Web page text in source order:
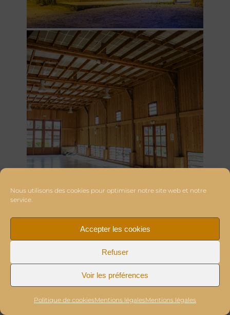
Nous utilisons des cookies pour optimiser notre site web et notre
service.
Accepter les cookies
Refuser
Voir les préférences
Politique de cookiesMentions légalesMentions légales